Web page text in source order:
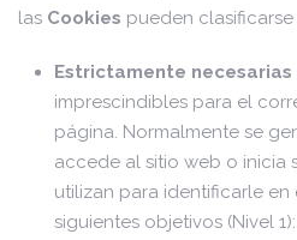
las Cookies pueden
Estrictamente necesarias
imprescindibles para el
página. Normalmente se
accede al sitio web o inicia
utilizan para identificarle
siguientes objetivos (Nivel 1):